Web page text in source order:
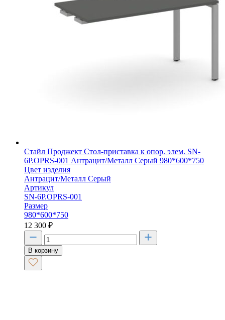
Стайл Проджект Стол-приставка к опор. элем. SN-
6P.OPRS-001 Антрацит/Металл Серый 980*600*750
Цвет изделия
Антрацит/Металл Серый
Артикул
SN-6P.OPRS-001
Размер
980*600*750
12 300 ₽
В корзину